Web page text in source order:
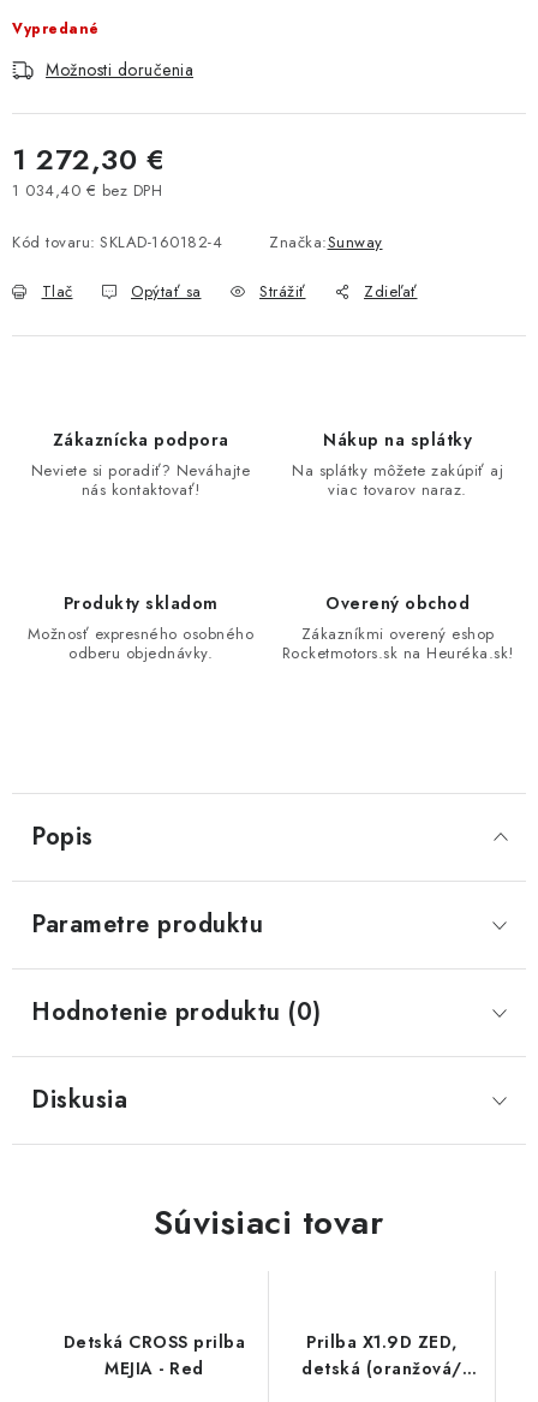
Vypredané
Možnosti doručenia
1 272,30 €
1 034,40 € bez DPH
Kód tovaru: SKLAD-160182-4 Značka:Sunway
Tlač Opýtať sa Strážiť Zdieľať
Zákaznícka podpora
Neviete si poradiť? Neváhajte
nás kontaktovať!
Nákup na splátky
Na splátky môžete zakúpiť aj
viac tovarov naraz.
Produkty skladom
Možnosť expresného osobného
odberu objednávky.
Overený obchod
Zákazníkmi overený eshop
Rocketmotors.sk na Heuréka.sk!
Popis
Parametre produktu
Hodnotenie produktu (0)
Diskusia
Súvisiaci tovar
Detská CROSS prilba
MEJIA - Red
Prilba X1.9D ZED,
detská (oranžová/